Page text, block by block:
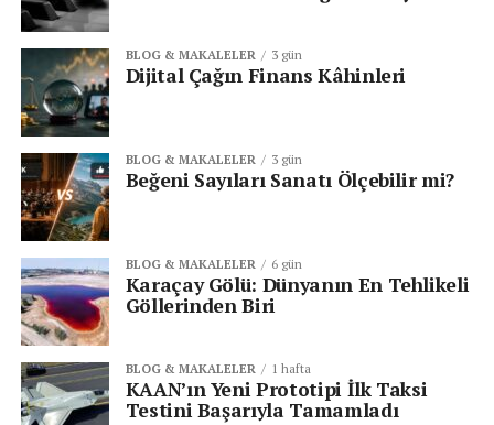
BLOG & MAKALELER 3 gün
Dijital Çağın Finans Kâhinleri
BLOG & MAKALELER 3 gün
Beğeni Sayıları Sanatı Ölçebilir mi?
BLOG & MAKALELER 6 gün
Karaçay Gölü: Dünyanın En Tehlikeli
Göllerinden Biri
BLOG & MAKALELER 1 hafta
KAAN’ın Yeni Prototipi İlk Taksi
Testini Başarıyla Tamamladı